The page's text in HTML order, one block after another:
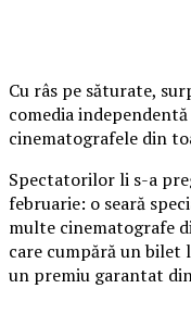
Cu râs pe săturate,
comedia independentă
cinematografele din
Spectatorilor li s-a
februarie: o seară
multe cinematografe
care cumpără un bilet
un premiu garantat